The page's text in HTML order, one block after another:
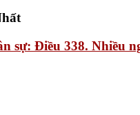
sự: Điều 338. Nhiều